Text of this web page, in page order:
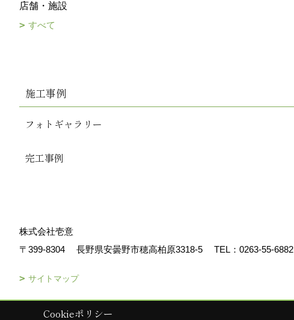
店舗・施設
すべて
施工事例
フォトギャラリー
完工事例
株式会社壱意
〒399-8304
長野県安曇野市穂高柏原3318-5 TEL： 0263-55-6882
サイトマップ
Copyright (c) ICHII Corp. All Rights Reserved.
Cookieポリシー